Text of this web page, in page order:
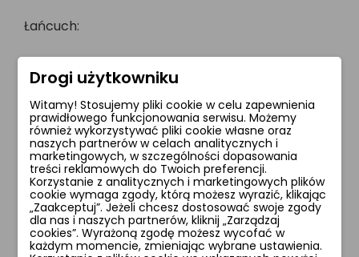
Łańcuch:
Liczba biegów:
10
Kaseta/wolnobieg
SHIMANO CUES LG300-10 / 11-48T
Koła
Drogi użytkowniku
Witamy! Stosujemy pliki cookie w celu zapewnienia
prawidłowego funkcjonowania serwisu. Możemy
również wykorzystywać pliki cookie własne oraz
naszych partnerów w celach analitycznych i
marketingowych, w szczególności dopasowania
treści reklamowych do Twoich preferencji.
Korzystanie z analitycznych i marketingowych plików
cookie wymaga zgody, którą możesz wyrazić, klikając
„Zaakceptuj”. Jeżeli chcesz dostosować swoje zgody
dla nas i naszych partnerów, kliknij „Zarządzaj
cookies”. Wyrażoną zgodę możesz wycofać w
każdym momencie, zmieniając wybrane ustawienia.